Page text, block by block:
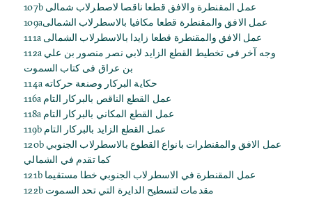
107b عمل المقنطرة والافق قطعا ناقصا لاصطرلاب شمالى
109aعمل الافق والمقنطرة قطعا مكافيا بالاسطرلاب الشمالى
111a عمل الافق والمقنطرة قطعا زايدا بالاسطرلاب الشمالى
112a وجه آخر فى تخطيط القطع الزايد لابي نصر منصور بن علي
بن عراق فى كتاب السموت
114a حكاية البركار وصنعة حركاته
116a عمل القطع الناقص بالبركار التام
118a عمل القطع المكاني بالبركار التام
119b عمل القطع الزايد بالبركار التام
120b عمل الافق والمقنطرات بانواع القطوع بالاسطرلاب الجنوبي
كما تقدم في الشمالي
121b عمل المقنطرة في الاسطرلاب الجنوبي خطا مستقيما
122b مقدمات لتسطيح الدايرة التي تحد السموت